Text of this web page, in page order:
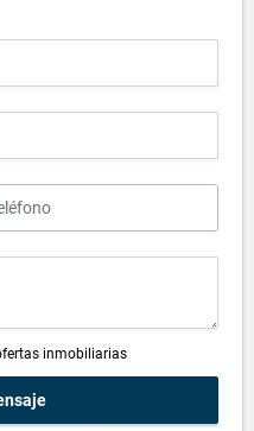
inmobiliarias